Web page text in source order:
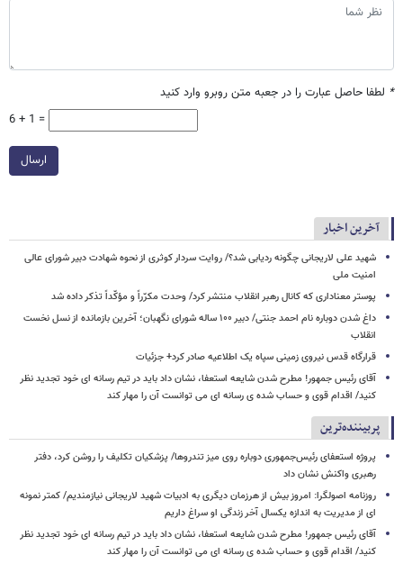
* لطفا حاصل عبارت را در جعبه متن روبرو وارد کنید
6 + 1 =
ارسال
آخرین اخبار
شهید علی لاریجانی چگونه ردیابی شد؟/ روایت سردار کوثری از نحوه شهادت دبیر شورای عالی
امنیت ملی
پوستر معناداری که کانال رهبر انقلاب منتشر کرد/ وحدت مکرّراً و مؤکّداً تذکر داده شد
داغ شدن دوباره نام احمد جنتی/ دبیر ۱۰۰ ساله شورای نگهبان؛ آخرین بازمانده از نسل نخست
انقلاب
قرارگاه قدس نیروی زمینی سپاه یک اطلاعیه صادر کرد+ جزئیات
آقای رئیس جمهور! مطرح شدن شایعه استعفا، نشان داد باید در تیم رسانه ای خود تجدید نظر
کنید/ اقدام قوی و حساب شده ی رسانه ای می توانست آن را مهار کند
پربیننده‌ترین
پروژه استعفای رئیس‌جمهوری دوباره روی میز تندروها/ پزشکیان تکلیف را روشن کرد، دفتر
رهبری واکنش نشان داد
روزنامه اصولگرا: امروز بیش از هرزمان دیگری به ادبیات شهید لاریجانی نیازمندیم/ کمتر نمونه
ای از مدیریت به اندازه یکسال آخر زندگی او سراغ داریم
آقای رئیس جمهور! مطرح شدن شایعه استعفا، نشان داد باید در تیم رسانه ای خود تجدید نظر
کنید/ اقدام قوی و حساب شده ی رسانه ای می توانست آن را مهار کند